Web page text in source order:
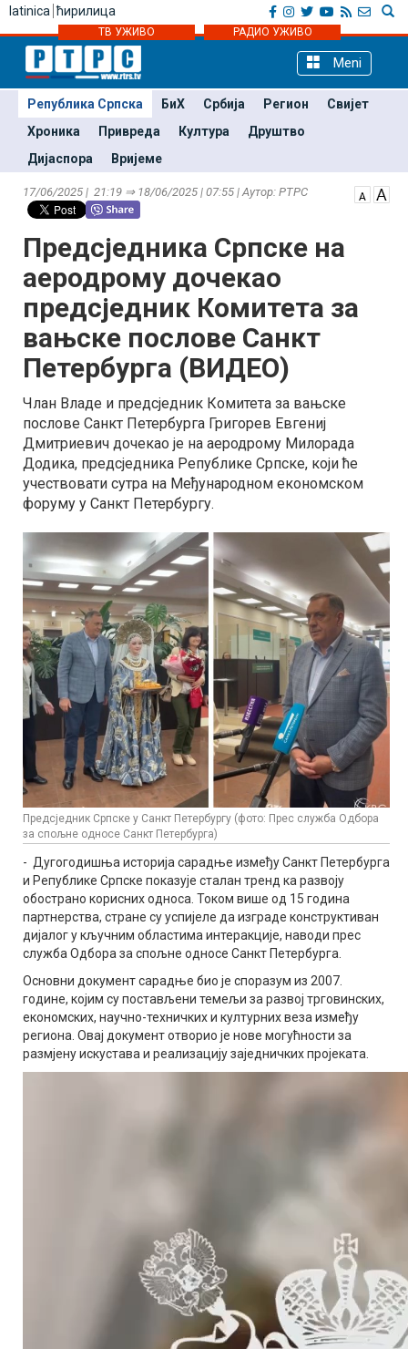
latinica ћирилица
ТВ УЖИВО РАДИО УЖИВО
Meni
Република Српска БиХ Србија Регион
Свијет
Хроника
Привреда Култура
Друштво
Дијаспора
Вријеме
17/06/2025 | 21:19 ⇒ 18/06/2025 | 07:55 | Аутор: РТРС
Предсједника Српске на
аеродрому дочекао
предсједник Комитета за
вањске послове Санкт
Петербурга (ВИДЕО)
Члан Владе и предсједник Комитета за вањске
послове Санкт Петербурга Григорев Евгениј
Дмитриевич дочекао је на аеродрому Милорада
Додика, предсједника Републике Српске, који ће
учествовати сутра на Међународном економском
форуму у Санкт Петербургу.
Предсједник Српске у Санкт Петербургу (фото: Прес служба Одбора
за спољне односе Санкт Петербурга)
- Дугогодишња историја сарадње између Санкт Петербурга
и Републике Српске показује сталан тренд ка развоју
обострано корисних односа. Током више од 15 година
партнерства, стране су успијеле да изграде конструктиван
дијалог у кључним областима интеракције, наводи прес
служба Одбора за спољне односе Санкт Петербурга.
Основни документ сарадње био је споразум из 2007.
године, којим су постављени темељи за развој трговинских,
економских, научно-техничких и културних веза између
региона. Овај документ отворио је нове могућности за
размјену искустава и реализацију заједничких пројеката.